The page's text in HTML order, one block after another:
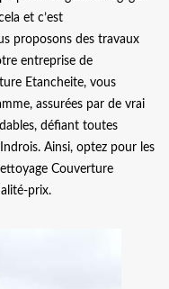
et c’est
proposons des travaux
entreprise de
Etancheite, vous
assurées par de vrai
défiant toutes
Ainsi, optez pour les
Couverture
prix.